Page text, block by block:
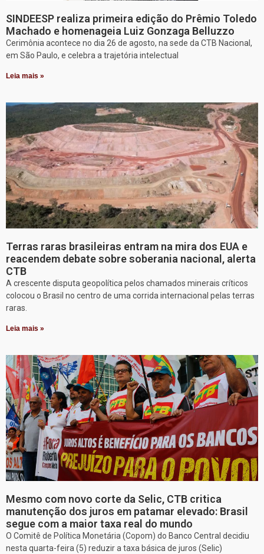
SINDEESP realiza primeira edição do Prêmio Toledo
Machado e homenageia Luiz Gonzaga Belluzzo
Cerimônia acontece no dia 26 de agosto, na sede da CTB Nacional,
em São Paulo, e celebra a trajetória intelectual
Leia mais »
Terras raras brasileiras entram na mira dos EUA e
reacendem debate sobre soberania nacional, alerta
CTB
A crescente disputa geopolítica pelos chamados minerais críticos
colocou o Brasil no centro de uma corrida internacional pelas terras
raras.
Leia mais »
Mesmo com novo corte da Selic, CTB critica
manutenção dos juros em patamar elevado: Brasil
segue com a maior taxa real do mundo
O Comitê de Política Monetária (Copom) do Banco Central decidiu
nesta quarta-feira (5) reduzir a taxa básica de juros (Selic)